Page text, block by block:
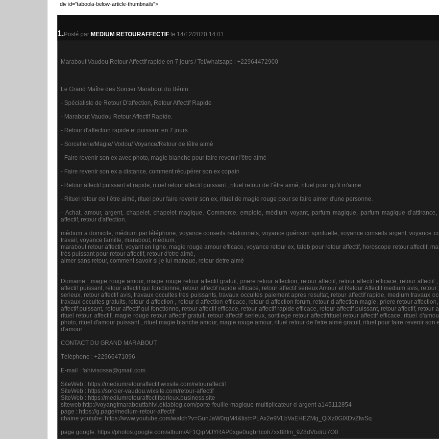
div id="taboola-below-article-thumbnails">
1.Posté par MEDIUM RETOURAFFECTIF le 14/12/2020 14:01
Marabout Vaudou Retour Affectif rapide en 7 jours / Tel/whatsapp : +22964472900
Le Grand Maître des Sorcier Marabout du Bénin
- Spécialiste de Retour D'affection, Retour Affectif Rapide
- Marabout Vaudou Retour Affectif Rapide.
- Retour d'affection rapide et puissant en 7 jours.
- Sorcellerie/Magie/ Vodou/ Voyance/Retour de lêtre aimé
- Faire revenir son ex avec photo, magie blanche pour faire revenir l'être aimé
- Faire revenir son ex a distance, comment récupérer son ex copain
- Retour affectif puissant et rapide, rituel retour affectif puissant , rituel retour de l’être aimé, rituel pour qu'il m'aime
- Rituel retour de l’être aimé, rituel pour faire revenir son ex, rituel de magie rouge pour se faire aimer d'une personne.
- Achat, amour, argent, chapelet, chapelet magique, Commerce, emploie, médium voyant, parfum magique, parfum magique d’attirance,
affectif, retour d'affection.
médium a domicile, médium par téléphone, voyance conseils relationnels, voyance guérison spirituelle, voyance conseils argent, voyance
travail, voyance famille, marabout, médium,
marabout retour affectif, voyant en ligne, magie rouge amour efficace, voyance retour ex, taleb pour retour affectif, horoscope retour affectif,
très puissant pour retour affectif, retour d'etre aimé,
aimer sans retour, comment savoir si je lui manque, retour detre aimé
Domaine : magie rouge amour, magie rouge retour affectif gratuit, priere retour affection, retour affectif, retour affectif efficace, retour affectif
affectif puissant, retour affectif qui fonctionne, retour affectif rapide efficace, retour affectif serieux Amour et Retour Affectif medium avis, retour
serieux, retour affectif avis, travaux occultes tres puissants, travaux occultes paiement apres resultat, retour affectif rapide, medium travaux
travaux occultes gratuits, retour d affection , retour d affection efficace, retour d affection forum, retour d affection magie, priere retour
affectif puissant, retour affectif qui fonctionne, retour affectif efficace, retour affectif rapide efficace, retour affectif puissant, retour affectif, retour
rituel retour affectif, magie rouge retour affectif gratuit, retour affectif serieux, sortilege retour affectifrituel retour affectif efficace, rituel
photo, rituel d'amour puissant , rituel magie blanche amour, magie rouge amour, rituel retour de l'etre aimé gratuit, rituel pour faire revenir son
d'amour
CONTACT DU GRAND MARABOUT
Téléphone : +22966471096
E-mail : fahivisossa@gmail.com
SiteWeb : https://mediumretouraffectif.wixsite.com/retouraffectif
SiteWeb : https://sorcier-vaudou.wixsite.com/retour-affectif
SiteWeb : https://mediumretouraffectifserieux.business.site
siteweb:http://voyangtmaraboutfahivi.eklablog.com/porte-feuille-magique-multiplicateur-d-argent-a145112854
page : https://g.page/medium-retour-affectif
chaine youtube: https://www.youtube.com/watch?v=GunJaW0rgM4&list=PLAx2e9VLbVaEHEZMg_QiXz0GIXDvZIwSq
page google: https://photos.google.com/album/AF1QipMJYRAP0xge0ugbHcoh7xx88fm_9Z8dVbdiU7O0